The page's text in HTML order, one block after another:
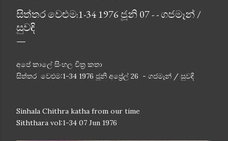
සිත්තර වෙළුම:1-34 1976 ජූනි 07 - - ගජමෑන් /
සුවඳි
අපේ කාලේ සිංහල චිත්‍ර කතා
සිත්තර වෙළුම:1-34 1976 ජූනි අප්‍රේල් 26 - ගජමෑන් / සුවඳි
Sinhala Chithra katha from our time
Siththara vol:1-34 07 Jun 1976